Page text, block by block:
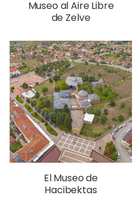
Museo al Aire Libre
de Zelve
El Museo de
Hacibektas